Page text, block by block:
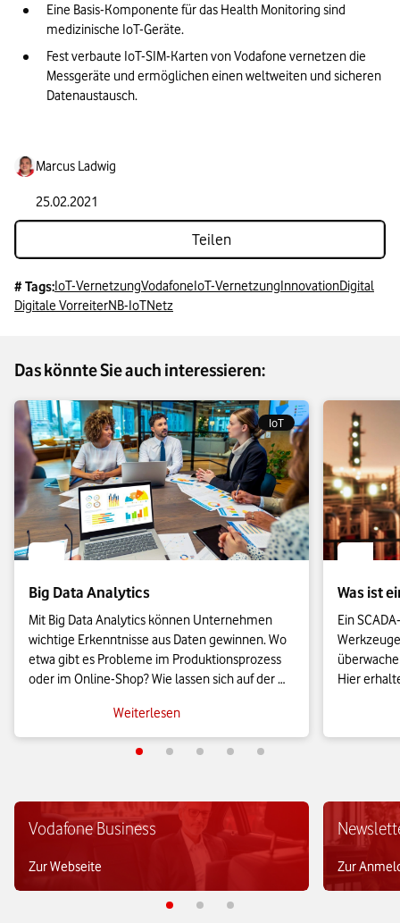
Eine Basis-Komponente für das Health Monitoring sind
medizinische IoT-Geräte.
Fest verbaute IoT-SIM-Karten von Vodafone vernetzen die
Messgeräte und ermöglichen einen weltweiten und sicheren
Datenaustausch.
Marcus Ladwig
25.02.2021
Teilen
# Tags:IoT-VernetzungVodafoneIoT-VernetzungInnovationDigital
Digitale VorreiterNB-IoTNetz
Das könnte Sie auch interessieren:
IoT
Big Data Analytics
Mit Big Data Analytics können Unternehmen
wichtige Erkenntnisse aus Daten gewinnen. Wo
etwa gibt es Probleme im Produktionsprozess
oder im Online-Shop? Wie lassen sich auf der
Diese und weitere Fragen beantworten Big-
Data-Analyseverfahren.
Weiterlesen
Was ist
Ein
Hier
Vodafone Business
Zur Webseite Zur